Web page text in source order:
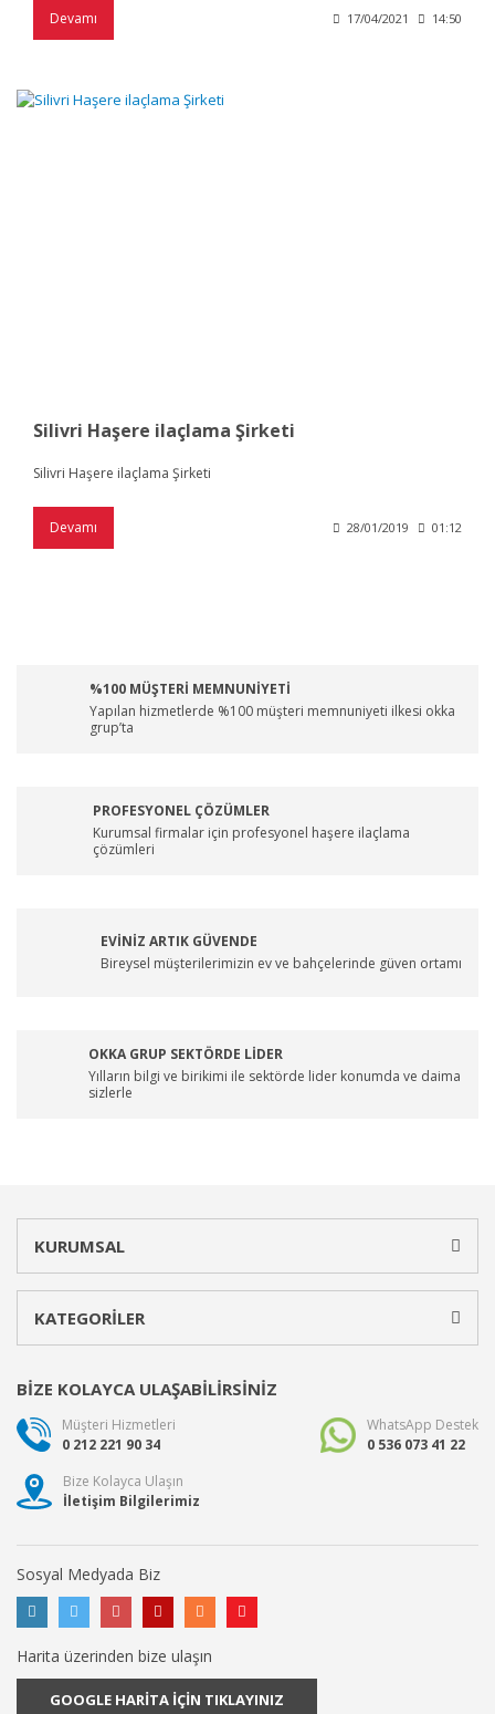
Devamı 17/04/2021 14:50
Silivri Haşere ilaçlama Şirketi
Silivri Haşere ilaçlama Şirketi
Devamı 28/01/2019 01:12
%100 MÜŞTERİ MEMNUNİYETİ
Yapılan hizmetlerde %100 müşteri memnuniyeti ilkesi okka
grup’ta
PROFESYONEL ÇÖZÜMLER
Kurumsal firmalar için profesyonel haşere ilaçlama
çözümleri
EVİNİZ ARTIK GÜVENDE
Bireysel müşterilerimizin ev ve bahçelerinde güven ortamı
OKKA GRUP SEKTÖRDE LİDER
Yılların bilgi ve birikimi ile sektörde lider konumda ve daima
sizlerle
KURUMSAL
KATEGORİLER
BİZE KOLAYCA ULAŞABİLİRSİNİZ
Müşteri Hizmetleri
0 212 221 90 34
WhatsApp Destek
0 536 073 41 22
Bize Kolayca Ulaşın
İletişim Bilgilerimiz
Sosyal Medyada Biz
Harita üzerinden bize ulaşın
GOOGLE HARİTA İÇİN TIKLAYINIZ